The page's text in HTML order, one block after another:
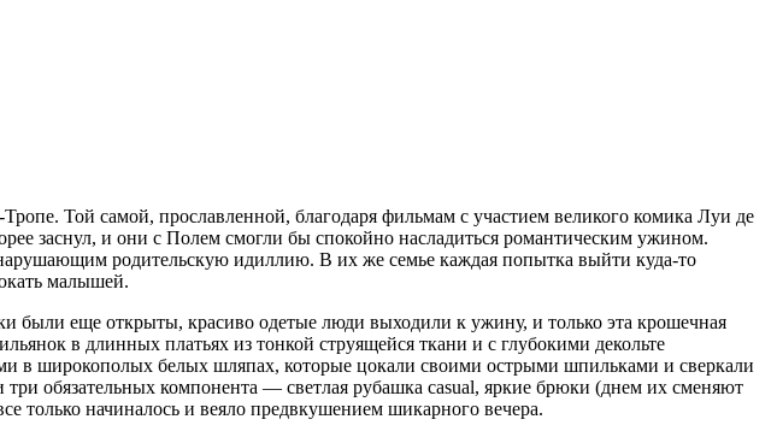
Той самой, прославленной, благодаря фильмам с участием великого комика Луи де
заснул, и они с Полем смогли бы спокойно насладиться романтическим ужином.
родительскую идиллию. В их же семье каждая попытка выйти куда-то
малышей.
были еще открыты, красиво одетые люди выходили к ужину, и только эта крошечная
в длинных платьях из тонкой струящейся ткани и с глубокими декольте
в широкополых белых шляпах, которые цокали своими острыми шпильками и сверкали
обязательных компонента — светлая рубашка casual, яркие брюки (днем их сменяют
начиналось и веяло предвкушением шикарного вечера.